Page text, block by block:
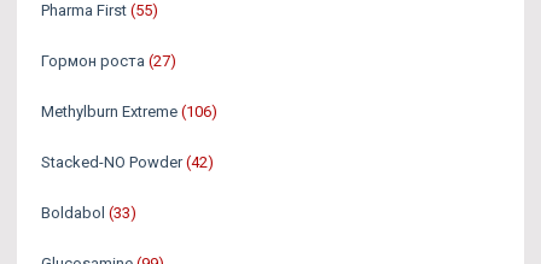
Pharma First (55)
Гормон роста (27)
Methylburn Extreme (106)
Stacked-NO Powder (42)
Boldabol (33)